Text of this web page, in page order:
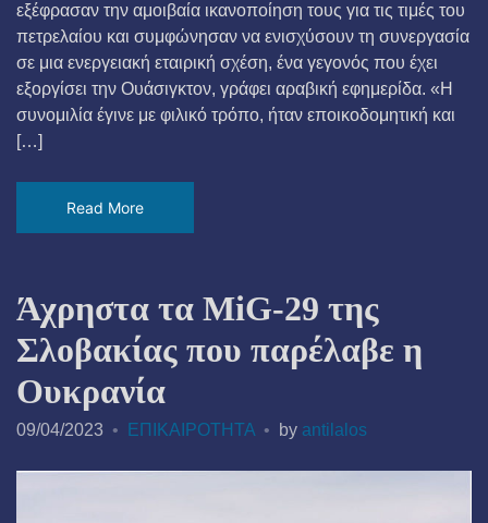
εξέφρασαν την αμοιβαία ικανοποίηση τους για τις τιμές του
πετρελαίου και συμφώνησαν να ενισχύσουν τη συνεργασία
σε μια ενεργειακή εταιρική σχέση, ένα γεγονός που έχει
εξοργίσει την Ουάσιγκτον, γράφει αραβική εφημερίδα. «Η
συνομιλία έγινε με φιλικό τρόπο, ήταν εποικοδομητική και
[…]
Read More
Άχρηστα τα MiG-29 της
Σλοβακίας που παρέλαβε η
Ουκρανία
09/04/2023 ΕΠΙΚΑΙΡΟΤΗΤΑ by antilalos